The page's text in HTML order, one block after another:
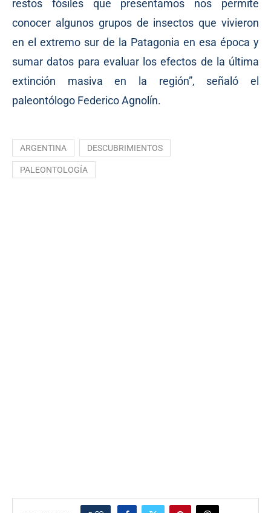
restos fósiles que presentamos nos permite
conocer algunos grupos de insectos que vivieron
en el extremo sur de la Patagonia en esa época y
sumar datos para evaluar los efectos de la última
extinción masiva en la región”, señaló el
paleontólogo Federico Agnolín.
ARGENTINA DESCUBRIMIENTOS
PALEONTOLOGÍA